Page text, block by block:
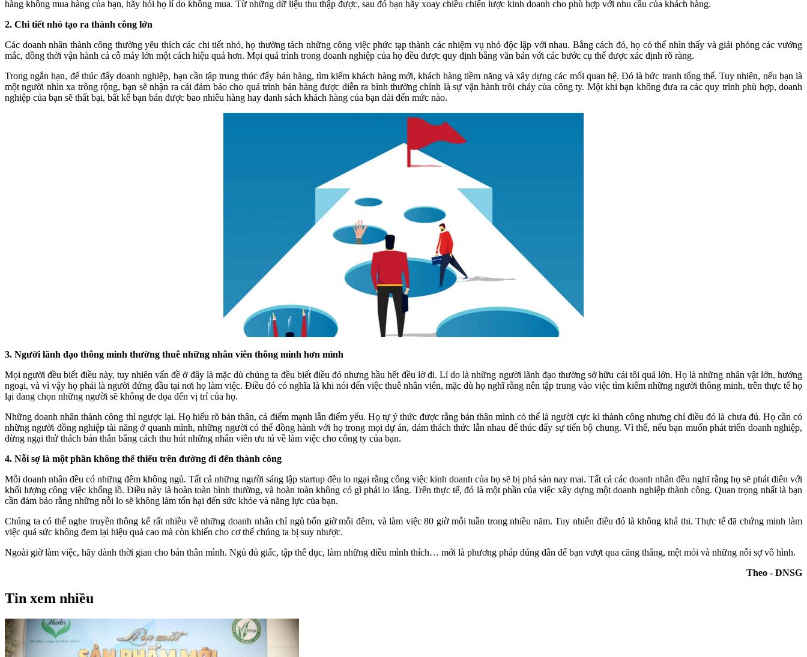
hàng không mua hàng của bạn, hãy hỏi họ lí do không mua. Từ những dữ liệu thu thập được, sau đó bạn hãy xoay chiều chiến lược kinh doanh cho phù hợp với nhu cầu của khách hàng.
2. Chi tiết nhỏ tạo ra thành công lớn
Các doanh nhân thành công thường yêu thích các chi tiết nhỏ, họ thường tách những công việc phức tạp thành các nhiệm vụ nhỏ độc lập với nhau. Bằng cách đó, họ có thể nhìn thấy và giải phóng các vướng
mắc, đồng thời vận hành cả cỗ máy lớn một cách hiệu quả hơn. Mọi quá trình trong doanh nghiệp của họ đều được quy định bằng văn bản với các bước cụ thể được xác định rõ ràng.
Trong ngắn hạn, để thúc đẩy doanh nghiệp, bạn cần tập trung thúc đẩy bán hàng, tìm kiếm khách hàng mới, khách hàng tiềm năng và xây dựng các mối quan hệ. Đó là bức tranh tổng thể. Tuy nhiên, nếu bạn là
một người nhìn xa trông rộng, bạn sẽ nhận ra cái đảm bảo cho quá trình bán hàng được diễn ra bình thường chính là sự vận hành trôi chảy của công ty. Một khi bạn không đưa ra các quy trình phù hợp, doanh
nghiệp của bạn sẽ thất bại, bất kể bạn bán được bao nhiêu hàng hay danh sách khách hàng của bạn dài đến mức nào.
3. Người lãnh đạo thông minh thường thuê những nhân viên thông minh hơn mình
Mọi người đều biết điều này, tuy nhiên vấn đề ở đây là mặc dù chúng ta đều biết điều đó nhưng hầu hết đều lờ đi. Lí do là những người lãnh đạo thường sở hữu cái tôi quá lớn. Họ là những nhân vật lớn, hướng
ngoại, và vì vậy họ phải là người đứng đầu tại nơi họ làm việc. Điều đó có nghĩa là khi nói đến việc thuê nhân viên, mặc dù họ nghĩ rằng nên tập trung vào việc tìm kiếm những người thông minh, trên thực tế họ
lại đang chọn những người sẽ không đe dọa đến vị trí của họ.
Những doanh nhân thành công thì ngược lại. Họ hiểu rõ bản thân, cả điểm mạnh lẫn điểm yếu. Họ tự ý thức được rằng bản thân mình có thể là người cực kì thành công nhưng chỉ điều đó là chưa đủ. Họ cần có
những người đồng nghiệp tài năng ở quanh mình, những người có thể đồng hành với họ trong mọi dự án, dám thách thức lẫn nhau để thúc đẩy sự tiến bộ chung. Vì thế, nếu bạn muốn phát triển doanh nghiệp,
đừng ngại thử thách bản thân bằng cách thu hút những nhân viên ưu tú về làm việc cho công ty của bạn.
4. Nỗi sợ là một phần không thể thiếu trên đường đi đến thành công
Mỗi doanh nhân đều có những đêm không ngủ. Tất cả những người sáng lập startup đều lo ngại rằng công việc kinh doanh của họ sẽ bị phá sản nay mai. Tất cả các doanh nhân đều nghĩ rằng họ sẽ phát điên với
khối lượng công việc khổng lồ. Điều này là hoàn toàn bình thường, và hoàn toàn không có gì phải lo lắng. Trên thực tế, đó là một phần của việc xây dựng một doanh nghiệp thành công. Quan trọng nhất là bạn
cần đảm bảo rằng những nỗi lo sẽ không làm tổn hại đến sức khỏe và năng lực của bạn.
Chúng ta có thể nghe truyền thông kể rất nhiều về những doanh nhân chỉ ngủ bốn giờ mỗi đêm, và làm việc 80 giờ mỗi tuần trong nhiều năm. Tuy nhiên điều đó là không khả thi. Thực tế đã chứng minh làm
việc quá sức không đem lại hiệu quả cao mà còn khiến cho cơ thể chúng ta bị suy nhược.
Ngoài giờ làm việc, hãy dành thời gian cho bản thân mình. Ngủ đủ giấc, tập thể dục, làm những điều mình thích… mới là phương pháp đúng đắn để bạn vượt qua căng thẳng, mệt mỏi và những nỗi sợ vô hình.
Theo - DNSG
Tin xem nhiều